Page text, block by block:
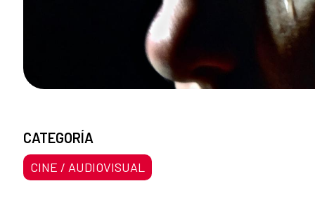
CATEGORÍA
CINE / AUDIOVISUAL